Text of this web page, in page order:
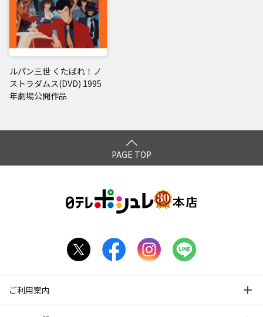
ルパン三世 くたばれ！ノ
ストラダムス(DVD) 1995
年劇場公開作品
PAGE TOP
ご利用案内